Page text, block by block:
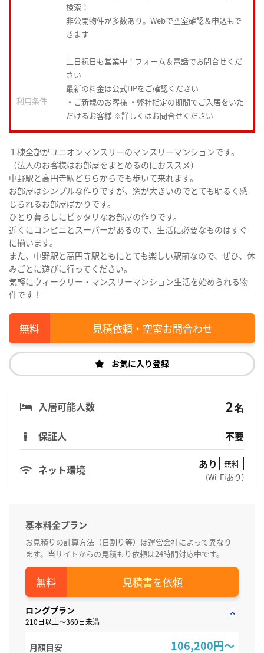
検索！
非公開物件が多数あり。Webで空室確認＆申込もで
きます
土日祝日も営業中！フォーム＆電話でお問合せくだ
さい
最新の料金は公式HPをご確認ください
利用条件
・ご新規のお客様 ・弊社指定の期間でご入居をいた
だけるお客様 ※詳しくはお問合せください
１棟全部がユニオンマンスリーのマンスリーマンションです。
（法人のお客様はお部屋をまとめるのにおススメ）
中野駅と高円寺駅どちらからでも歩いて来れます。
お部屋はシンプルな作りですが、窓が大きいのでとても明るく感
じられるお部屋ばかりです。
ひとり暮らしにピッタリなお部屋の作りです。
近くにコンビニとスーパーがあるので、生活に必要なものはすぐ
に揃います。
また、中野駅と高円寺駅ともにとても楽しい駅前なので、ぜひ、休
みごとに遊びに行ってください。
気軽にウィークリー・マンスリーマンション生活を始められる物
件です！
見積依頼・空室お問合わせ
お気に入り登録
入居可能人数 2名
保証人
不要
ネット環境 あり
無料
(Wi-Fiあり)
基本料金プラン
お見積りの計算方法（日割り等）は運営会社によって異なり
ます。当サイトからの見積もり依頼は24時間対応中です。
見積書を依頼
ロングプラン
210日以上～360日未満
月額目安 106,200円～